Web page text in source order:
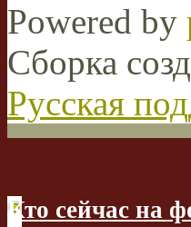
Powered by
Сборка
Русская
Кто сейчас на